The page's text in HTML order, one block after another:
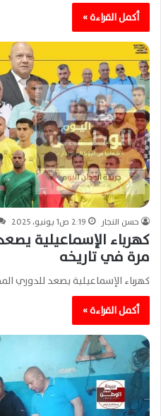
أكمل القراءة »
حسن النجار 2:19 ص1 يونيو، 2025
كهرباء الإسماعيلية
مرة في تاريخه
كهرباء الإسماعيلية يصعد للدوري
أكمل القراءة »